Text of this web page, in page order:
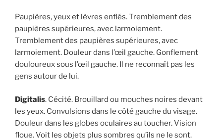
Paupières, yeux et lèvres enflés. Tremblement des
paupières supérieures, avec larmoiement.
Tremblement des paupières supérieures, avec
larmoiement. Douleur dans l’œil gauche. Gonflement
douloureux sous l’œil gauche. Il ne reconnaît pas les
gens autour de lui.
Digitalis. Cécité. Brouillard ou mouches noires devant
les yeux. Convulsions dans le côté gauche du visage.
Douleur dans les globes oculaires au toucher. Vision
floue. Voit les objets plus sombres qu’ils ne le sont.